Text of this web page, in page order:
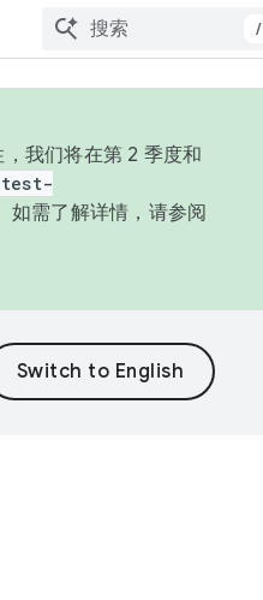
/
我们将在第 2 季度和
如需了解详情，请参阅